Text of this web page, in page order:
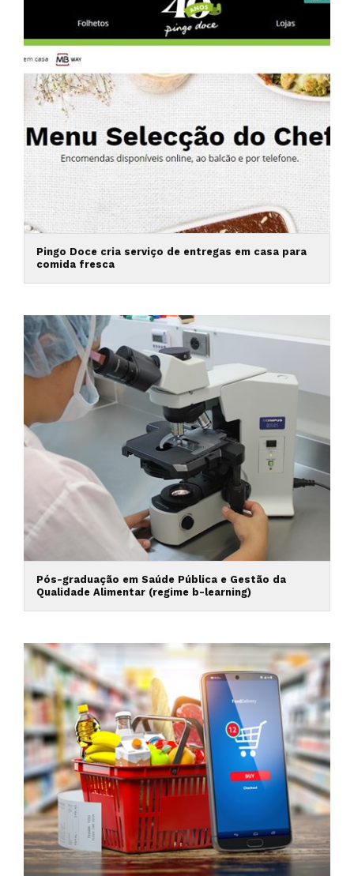
Pingo Doce cria serviço de entregas em casa para
comida fresca
Pós-graduação em Saúde Pública e Gestão da
Qualidade Alimentar (regime b-learning)